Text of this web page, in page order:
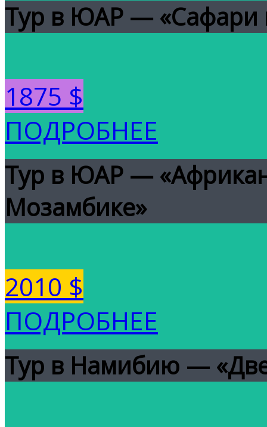
Тур в ЮАР — «Сафари
1875 $
ПОДРОБНЕЕ
Тур в ЮАР —
Мозамбике»
2010 $
ПОДРОБНЕЕ
Тур в Намибию —